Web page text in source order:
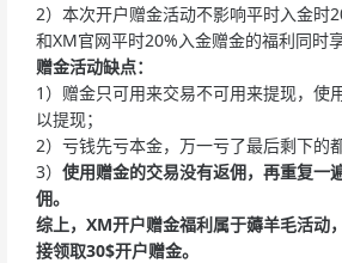
2）本次开户赠金活动不影响平时入金时
和XM官网平时20%入金赠金的福利同时享
赠金活动缺点：
1）赠金只可用来交易不可用来提现，使
以提现；
2）亏钱先亏本金，万一亏了最后剩下的
3） 使用赠金的交易没有返佣，再重复一遍
佣。
综上， XM开户赠金福利属于薅羊毛活动
接领取30$开户赠金。